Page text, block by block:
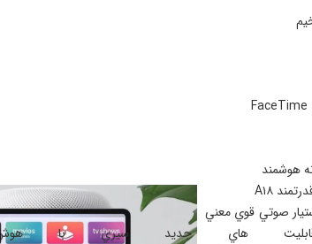
صوتي قوي معني
هاي جديد سيري با هوش